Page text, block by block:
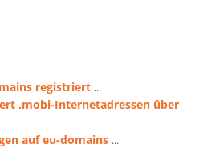
registriert ...
.mobi-Internetadressen über
auf eu-domains ...